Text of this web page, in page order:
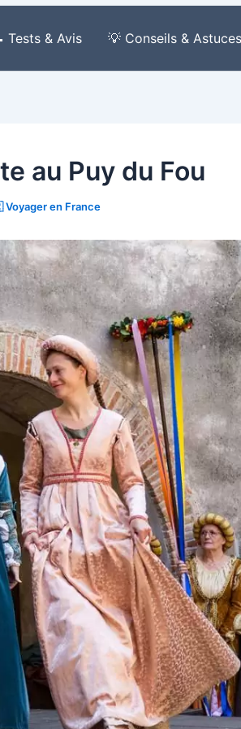
Tests & Avis 💡 Conseils & Astuces
au Puy du Fou
en France